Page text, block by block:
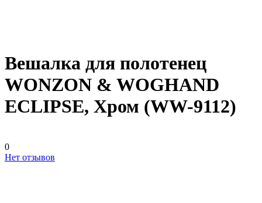
Вешалка для полотенец
WONZON & WOGHAND
ECLIPSE, Хром (WW-9112)
0
Нет отзывов